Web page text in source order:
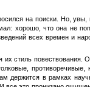
на поиски. Но,
хорошо, что она не
всех времен и
стиль повествования.
держится в рамках